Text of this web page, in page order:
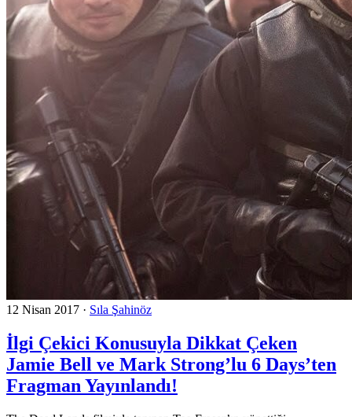
12 Nisan 2017 · Sıla Şahinöz
İlgi Çekici Konusuyla Dikkat Çeken
Jamie Bell ve Mark Strong’lu 6 Days’ten
Fragman Yayınlandı!